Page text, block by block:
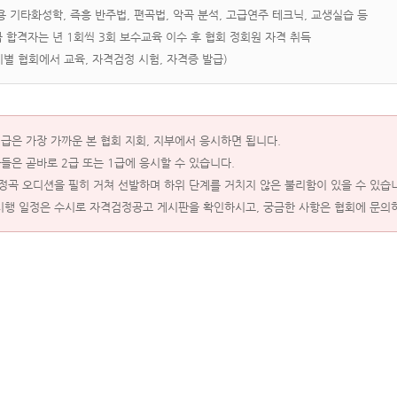
기타화성학, 즉흥 반주법, 편곡법, 악곡 분석, 고급연주 테크닉, 교생실습 등
합격자는 년 1회씩 3회 보수교육 이수 후 협회 정회원 자격 취득
별 협회에서 교육, 자격검정 시험, 자격증 발급)
은 가장 가까운 본 협회 지회, 지부에서 응시하면 됩니다.
은 곧바로 2급 또는 1급에 응시할 수 있습니다.
곡 오디션을 필히 거쳐 선발하며 하위 단계를 거치지 않은 불리함이 있을 수 있습
행 일정은 수시로 자격검정공고 게시판을 확인하시고, 궁금한 사항은 협회에 문의